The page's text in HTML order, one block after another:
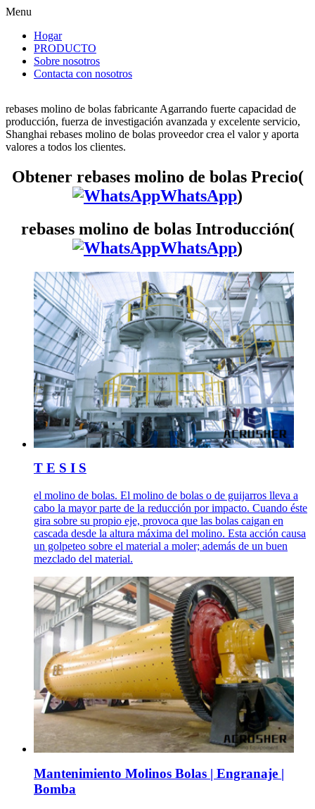
Menu
Hogar
PRODUCTO
Sobre nosotros
Contacta con nosotros
rebases molino de bolas fabricante Agarrando fuerte capacidad de
producción, fuerza de investigación avanzada y excelente servicio,
Shanghai rebases molino de bolas proveedor crea el valor y aporta
valores a todos los clientes.
Obtener rebases molino de bolas Precio(
WhatsApp)
rebases molino de bolas Introducción(
WhatsApp)
T E S I S
el molino de bolas. El molino de bolas o de guijarros lleva a
cabo la mayor parte de la reducción por impacto. Cuando éste
gira sobre su propio eje, provoca que las bolas caigan en
cascada desde la altura máxima del molino. Esta acción causa
un golpeteo sobre el material a moler; además de un buen
mezclado del material.
Mantenimiento Molinos Bolas | Engranaje |
Bomba